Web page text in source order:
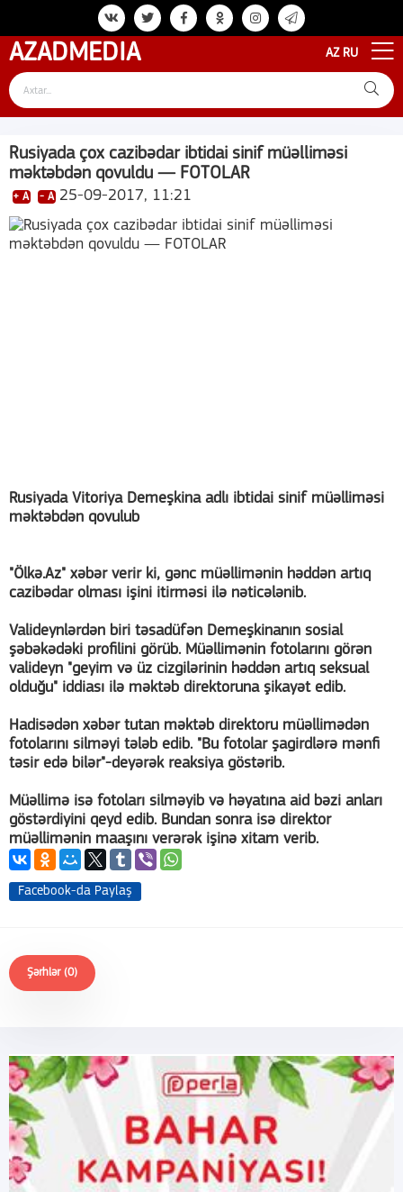
AZADMEDIA AZ RU
Rusiyada çox cazibədar ibtidai sinif müəlliməsi
məktəbdən qovuldu — FOTOLAR
+ A - A 25-09-2017, 11:21
Rusiyada Vitoriya Demeşkina adlı ibtidai sinif müəlliməsi
məktəbdən qovulub
"Ölkə.Az" xəbər verir ki, gənc müəllimənin həddən artıq
cazibədar olması işini itirməsi ilə nəticələnib.
Valideynlərdən biri təsadüfən Demeşkinanın sosial
şəbəkədəki profilini görüb. Müəllimənin fotolarını görən
valideyn "geyim və üz cizgilərinin həddən artıq seksual
olduğu" iddiası ilə məktəb direktoruna şikayət edib.
Hadisədən xəbər tutan məktəb direktoru müəllimədən
fotolarını silməyi tələb edib. "Bu fotolar şagirdlərə mənfi
təsir edə bilər"-deyərək reaksiya göstərib.
Müəllimə isə fotoları silməyib və həyatına aid bəzi anları
göstərdiyini qeyd edib. Bundan sonra isə direktor
müəllimənin maaşını verərək işinə xitam verib.
Facebook-da Paylaş
Şərhlər (0)